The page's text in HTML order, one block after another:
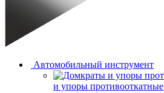
Автомобильный инструмент
и упоры противооткатные